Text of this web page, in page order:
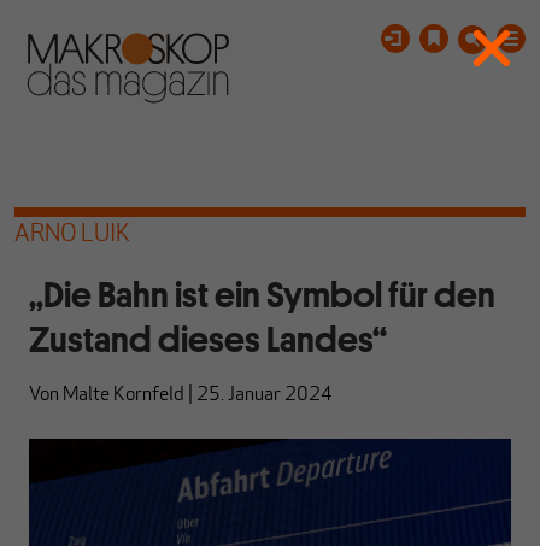
ARNO LUIK
„Die Bahn ist ein Symbol für den
Zustand dieses Landes“
Von Malte Kornfeld 25. Januar 2024